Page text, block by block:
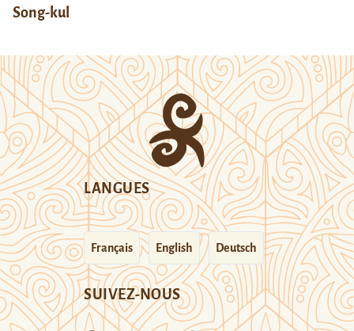
Song-kul
LANGUES
Français English Deutsch
SUIVEZ-NOUS